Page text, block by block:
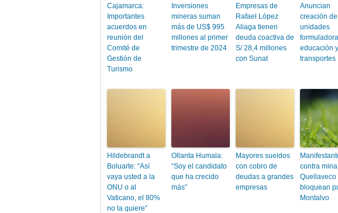
Cajamarca:
Importantes
acuerdos en
reunión del
Comité de
Gestión de
Turismo
Inversiones
mineras suman
más de US$ 995
millones al primer
trimestre de 2024
Empresas de
Rafael López
Aliaga tienen
deuda coactiva de
S/ 28,4 millones
con Sunat
Anuncian
creación de
unidades
educación y
transportes
Hildebrandt a
Boluarte: “Así
vaya usted a la
ONU o al
Vaticano, el 80%
no la quiere”
Ollanta Humala:
“Soy el candidato
que ha crecido
más”
Mayores sueldos
con cobro de
deudas a grandes
empresas
contra mina
Quellaveco
bloquean
Montalvo